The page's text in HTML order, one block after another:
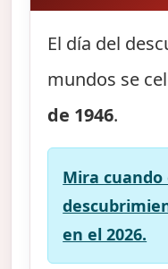
El día del
mundos se
de 1946.
Mira cuando
en el 2026.